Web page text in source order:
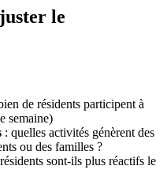
le
de résidents participent à
semaine)
: quelles activités génèrent des
ou des familles ?
sont-ils plus réactifs le